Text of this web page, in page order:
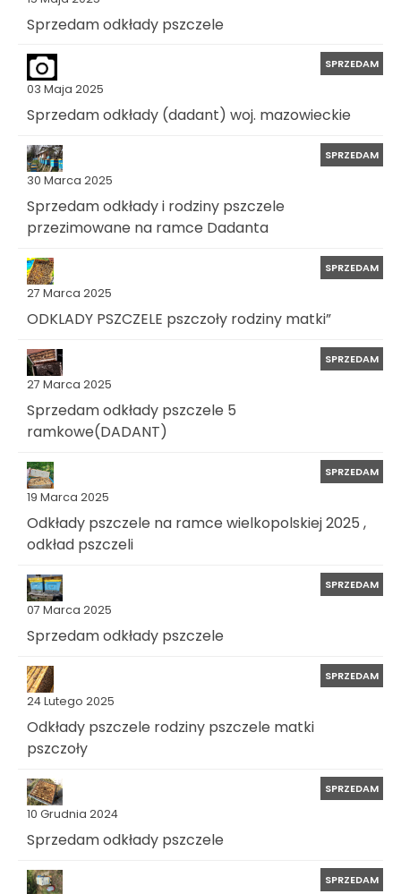
Sprzedam odkłady pszczele
03 Maja 2025
SPRZEDAM
Sprzedam odkłady (dadant) woj. mazowieckie
30 Marca 2025
SPRZEDAM
Sprzedam odkłady i rodziny pszczele
przezimowane na ramce Dadanta
27 Marca 2025
SPRZEDAM
ODKLADY PSZCZELE pszczoły rodziny matki”
27 Marca 2025
SPRZEDAM
Sprzedam odkłady pszczele 5
ramkowe(DADANT)
19 Marca 2025
SPRZEDAM
Odkłady pszczele na ramce wielkopolskiej 2025 ,
odkład pszczeli
07 Marca 2025
SPRZEDAM
Sprzedam odkłady pszczele
24 Lutego 2025
SPRZEDAM
Odkłady pszczele rodziny pszczele matki
pszczoły
10 Grudnia 2024
SPRZEDAM
Sprzedam odkłady pszczele
SPRZEDAM